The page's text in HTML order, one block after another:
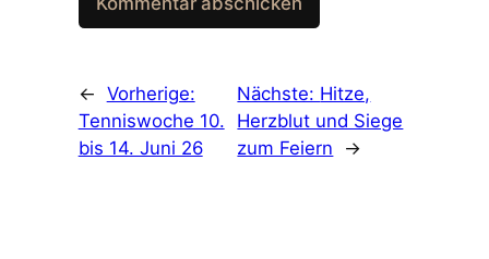
← Vorherige:
Tenniswoche 10.
bis 14. Juni 26
Nächste: Hitze,
Herzblut und Siege
zum Feiern
→